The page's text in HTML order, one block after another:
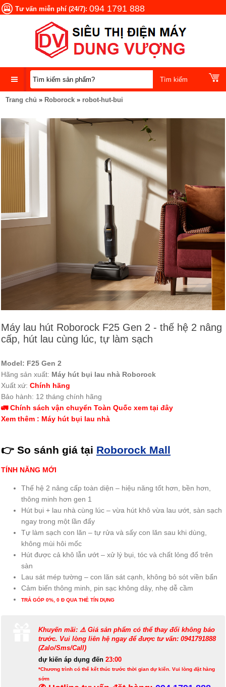
Tư vấn miễn phí (24/7): 094 1791 888
DANH
SẢN
PHẨM
Trang chủ » Roborock » robot-hut-bui
Máy lau hút Roborock F25 Gen 2 - thế hệ 2 nâng
cấp, hút lau cùng lúc, tự làm sạch
Model: F25 Gen 2
Hãng sản xuất: Máy hút bụi lau nhà Roborock
Xuất xứ: Chính hãng
Bảo hành: 12 tháng chính hãng
🚛 Chính sách vận chuyển Toàn Quốc xem tại đây
Xem thêm : Máy hút bụi lau nhà
👉 So sánh giá tại Roborock Mall
TÍNH NĂNG MỚI
Thế hệ 2 nâng cấp toàn diện – hiệu năng tốt hơn, bền hơn,
thông minh hơn gen 1
Hút bụi + lau nhà cùng lúc – vừa hút khô vừa lau ướt, sàn sạch
ngay trong một lần đẩy
Tự làm sạch con lăn – tự rửa và sấy con lăn sau khi dùng,
không mùi hôi mốc
Hút được cả khô lẫn ướt – xử lý bụi, tóc và chất lỏng đổ trên
sàn
Lau sát mép tường – con lăn sát cạnh, không bỏ sót viền bẩn
Cảm biến thông minh, pin sạc không dây, nhẹ dễ cầm
TRẢ GÓP 0%, 0 Đ QUA THẺ TÍN DỤNG
Khuyến mãi: ⚠️ Giá sản phẩm có thể thay đổi không báo
trước. Vui lòng liên hệ ngay để được tư vấn: 0941791888
(Zalo/Sms/Call)
dự kiến áp dụng đến 23:00
*Chương trình có thể kết thúc trước thời gian dự kiến. Vui lòng đặt hàng
sớm